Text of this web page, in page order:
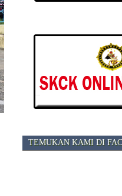
TEMUKAN KAMI DI